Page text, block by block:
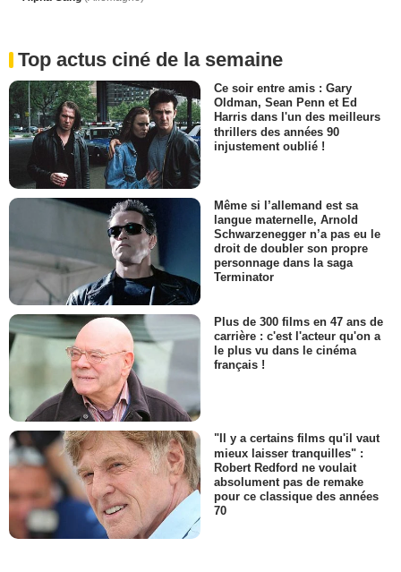
Top actus ciné de la semaine
Ce soir entre amis : Gary
Oldman, Sean Penn et Ed
Harris dans l'un des meilleurs
thrillers des années 90
injustement oublié !
Même si l’allemand est sa
langue maternelle, Arnold
Schwarzenegger n’a pas eu le
droit de doubler son propre
personnage dans la saga
Terminator
Plus de 300 films en 47 ans de
carrière : c'est l'acteur qu'on a
le plus vu dans le cinéma
français !
"Il y a certains films qu'il vaut
mieux laisser tranquilles" :
Robert Redford ne voulait
absolument pas de remake
pour ce classique des années
70